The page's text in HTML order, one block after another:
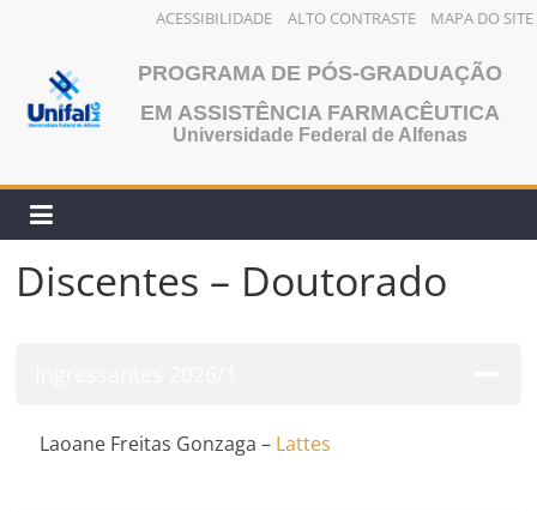
ACESSIBILIDADE ALTO CONTRASTE MAPA DO SITE
PROGRAMA DE PÓS-GRADUAÇÃO
EM ASSISTÊNCIA FARMACÊUTICA
Universidade Federal de Alfenas
Discentes – Doutorado
Laoane Freitas Gonzaga – Lattes